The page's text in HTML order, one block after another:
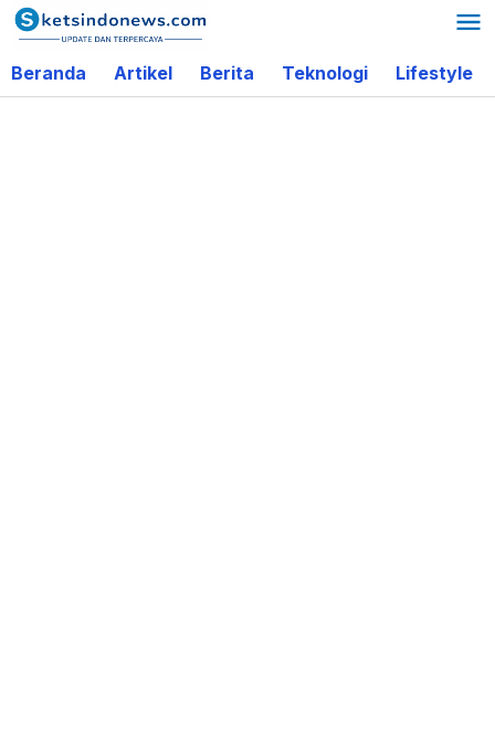
Lewati
ke
konten
Beranda Artikel Berita Teknologi Lifestyle